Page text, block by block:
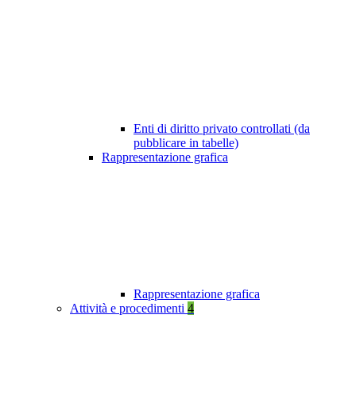
Enti di diritto privato controllati (da
pubblicare in tabelle)
Rappresentazione grafica
Rappresentazione grafica
Attività e procedimenti 4